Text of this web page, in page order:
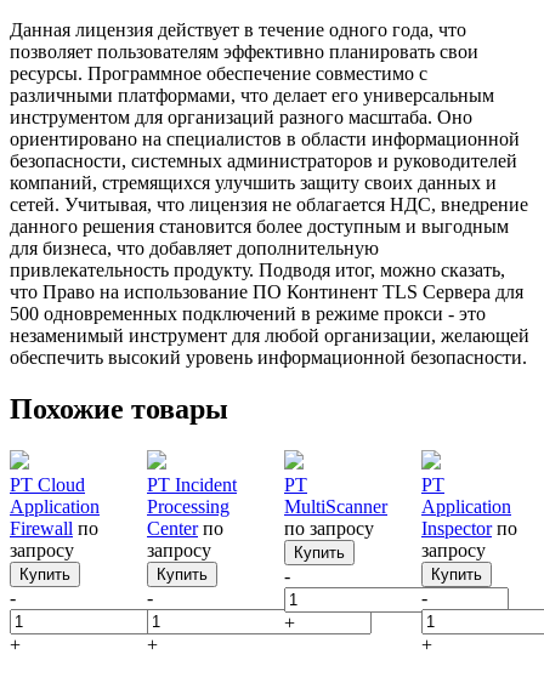
Данная лицензия действует в течение одного года, что
позволяет пользователям эффективно планировать свои
ресурсы. Программное обеспечение совместимо с
различными платформами, что делает его универсальным
инструментом для организаций разного масштаба. Оно
ориентировано на специалистов в области информационной
безопасности, системных администраторов и руководителей
компаний, стремящихся улучшить защиту своих данных и
сетей. Учитывая, что лицензия не облагается НДС, внедрение
данного решения становится более доступным и выгодным
для бизнеса, что добавляет дополнительную
привлекательность продукту. Подводя итог, можно сказать,
что Право на использование ПО Континент TLS Cервера для
500 одновременных подключений в режиме прокси - это
незаменимый инструмент для любой организации, желающей
обеспечить высокий уровень информационной безопасности.
Похожие товары
PT Cloud
Application
Firewall по
запросу
Купить
-
+
PT Incident
Processing
Center по
запросу
Купить
-
+
PT
MultiScanner
по запросу
Купить
-
+
PT
Application
Inspector по
запросу
Купить
-
+